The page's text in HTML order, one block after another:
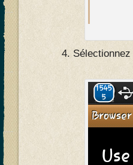
Sélectionnez